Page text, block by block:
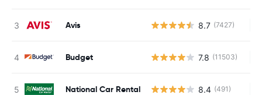
Avis 8.7 (7427)
Budget 7.8 (11503)
National Car Rental 8.4 (491)